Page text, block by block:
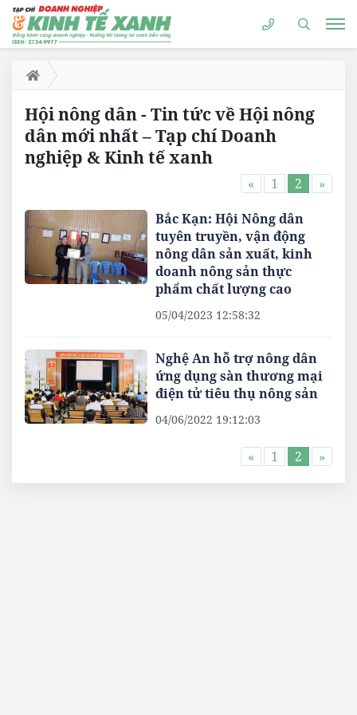
Hội nông dân - Tin tức về Hội nông
dân mới nhất – Tạp chí Doanh
nghiệp & Kinh tế xanh
« 1 2 »
Bắc Kạn: Hội Nông dân
tuyên truyền, vận động
nông dân sản xuất, kinh
doanh nông sản thực
phẩm chất lượng cao
05/04/2023 12:58:32
Nghệ An hỗ trợ nông dân
ứng dụng sàn thương mại
điện tử tiêu thụ nông sản
04/06/2022 19:12:03
« 1 2 »